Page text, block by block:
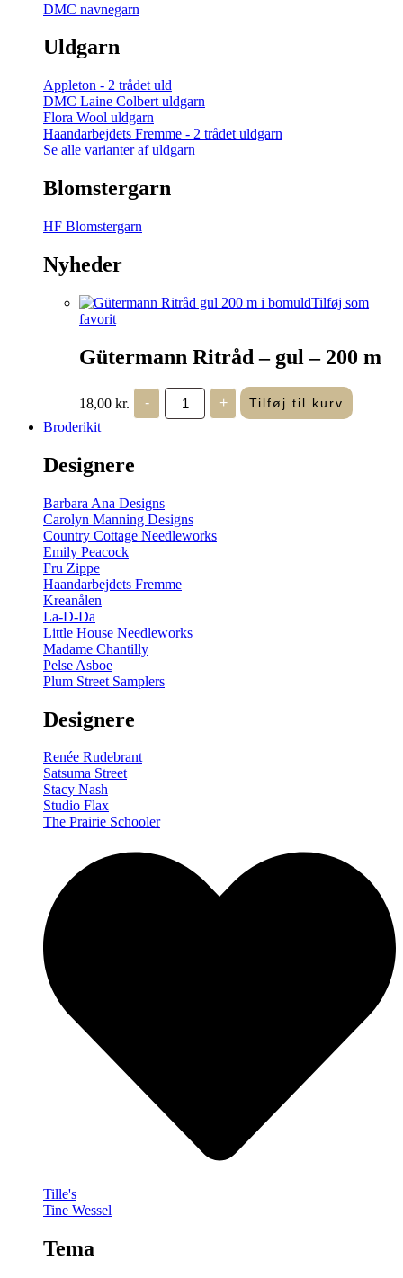
DMC navnegarn
Uldgarn
Appleton - 2 trådet uld
DMC Laine Colbert uldgarn
Flora Wool uldgarn
Haandarbejdets Fremme - 2 trådet uldgarn
Se alle varianter af uldgarn
Blomstergarn
HF Blomstergarn
Nyheder
Tilføj som
favorit
Gütermann Ritråd – gul – 200 m
18,00 kr. -
Gütermann
Ritråd
-
+ Tilføj til kurv
Broderikit
Designere
Barbara Ana Designs
Carolyn Manning Designs
Country Cottage Needleworks
Emily Peacock
Fru Zippe
Haandarbejdets Fremme
Kreanålen
La-D-Da
Little House Needleworks
Madame Chantilly
Pelse Asboe
Plum Street Samplers
Designere
Renée Rudebrant
Satsuma Street
Stacy Nash
Studio Flax
The Prairie Schooler
Tille's
Tine Wessel
Tema